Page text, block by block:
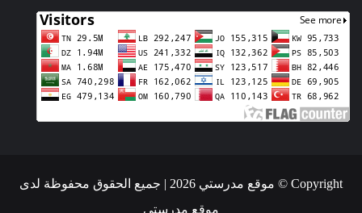
Copyright © موقع مدرستي 2026 | جميع الحقوق محفوظة لدى
موقع مدرستي